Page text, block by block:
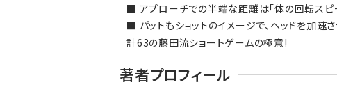
■ アプローチでの半端な距離は「体の回転スピ
■ パットもショットのイメージで、ヘッドを加速
計63の藤田流ショートゲームの極意!
著者プロフィール